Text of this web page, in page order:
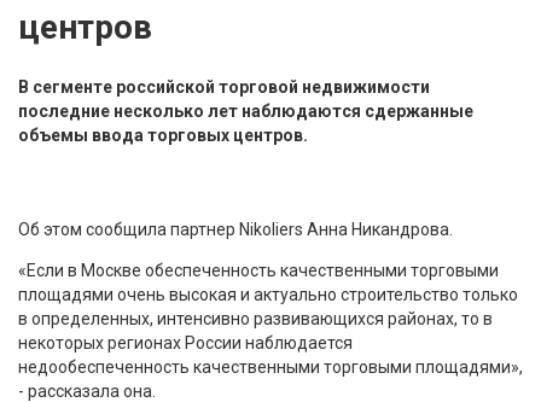
центров
В сегменте российской торговой недвижимости
последние несколько лет наблюдаются сдержанные
объемы ввода торговых центров.
Об этом сообщила партнер Nikoliers Анна Никандрова.
«Если в Москве обеспеченность качественными торговыми
площадями очень высокая и актуально строительство только
в определенных, интенсивно развивающихся районах, то в
некоторых регионах России наблюдается
недообеспеченность качественными торговыми площадями»,
- рассказала она.